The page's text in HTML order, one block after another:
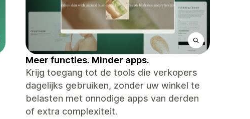
Meer functies. Minder apps.
Krijg toegang tot de tools die verkopers
dagelijks gebruiken, zonder uw winkel te
belasten met onnodige apps van derden
of extra complexiteit.